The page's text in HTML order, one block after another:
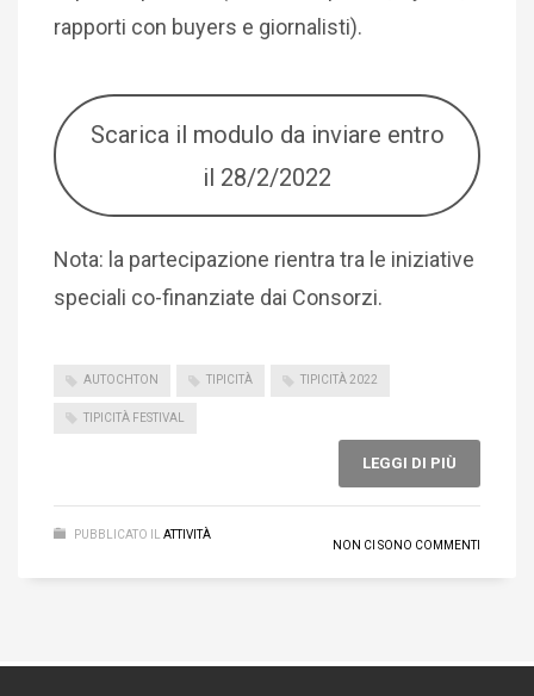
rapporti con buyers e giornalisti).
Scarica il modulo da inviare entro
il 28/2/2022
Nota: la partecipazione rientra tra le iniziative
speciali co-finanziate dai Consorzi.
AUTOCHTON TIPICITÀ TIPICITÀ 2022
TIPICITÀ FESTIVAL
LEGGI DI PIÙ
PUBBLICATO IL
ATTIVITÀ
NON CI SONO COMMENTI